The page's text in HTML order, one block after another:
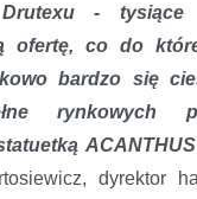
- tysiące
ofertę, co do
bardzo się
rynkowych
dyrektor